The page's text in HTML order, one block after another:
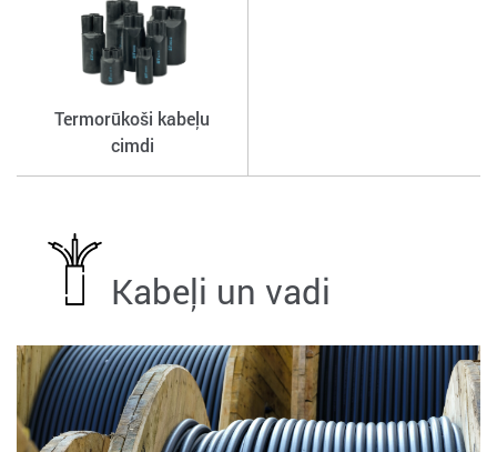
Termorūkoši kabeļu
cimdi
Kabeļi un vadi